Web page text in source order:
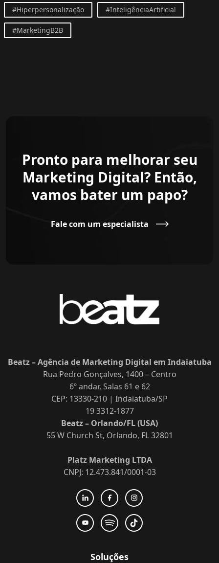
#Hiperpersonalização #InteligênciaArtificial
#MarketingB2B
Pronto para melhorar seu
Marketing Digital? Então,
vamos bater um papo?
Fale com um especialista
Beatz – Agência de Marketing Digital em Indaiatuba
Rua Pedro Gonçalves, 1400 – Centro
6º andar, Salas 61 e 62
CEP: 13330-210 | Indaiatuba/SP
19 3312-1877
Beatz – Orlando/FL (USA)
55 W Church St, Orlando, FL 32801
Platz Marketing LTDA
CNPJ: 12.473.841/0001-03
Soluções